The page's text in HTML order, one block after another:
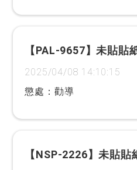
【PAL-9657】未貼貼
2025/04/08 14:10:15
懲處：勸導
【NSP-2226】未貼貼